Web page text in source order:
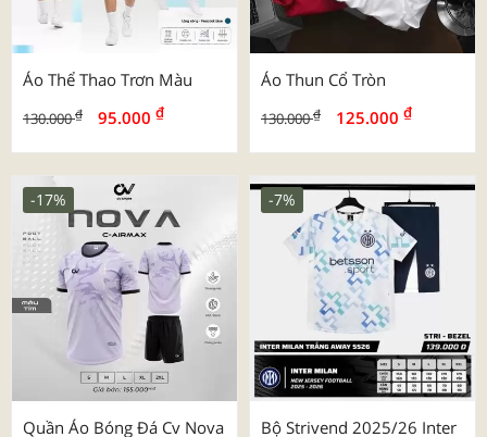
Áo Thể Thao Trơn Màu
130.000₫ 95.000 ₫
Áo Thun Cổ Tròn
130.000₫ 125.000 ₫
Quần Áo Bóng Đá Cv Nova
-17%
Bộ Strivend 2025/26 Inter
-7%